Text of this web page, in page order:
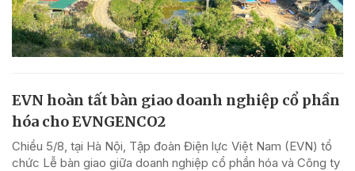
EVN hoàn tất bàn giao doanh nghiệp cổ phần
hóa cho EVNGENCO2
Chiều 5/8, tại Hà Nội, Tập đoàn Điện lực Việt Nam (EVN) tổ
chức Lễ bàn giao giữa doanh nghiệp cổ phần hóa và Công ty